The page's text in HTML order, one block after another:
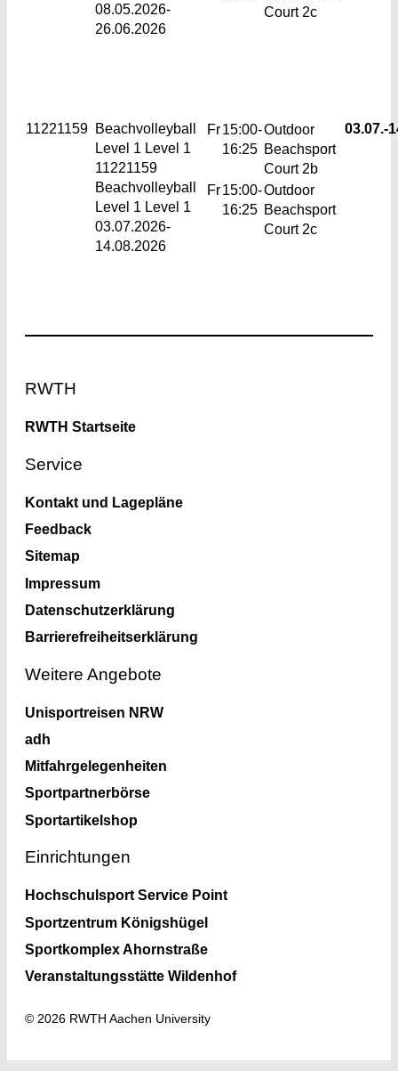
08.05.2026-
26.06.2026
Court 2c
11221159 Beachvolleyball
Level 1 Level 1
11221159
Beachvolleyball
Level 1 Level 1
03.07.2026-
14.08.2026
Fr15:00-
16:25
Outdoor
Beachsport
Court 2b
Fr15:00-
16:25
Outdoor
Beachsport
Court 2c
03.07.-
RWTH
RWTH Startseite
Service
Kontakt und Lagepläne
Feedback
Sitemap
Impressum
Datenschutzerklärung
Barrierefreiheitserklärung
Weitere Angebote
Unisportreisen NRW
adh
Mitfahrgelegenheiten
Sportpartnerbörse
Sportartikelshop
Einrichtungen
Hochschulsport Service Point
Sportzentrum Königshügel
Sportkomplex Ahornstraße
Veranstaltungsstätte Wildenhof
© 2026 RWTH Aachen University